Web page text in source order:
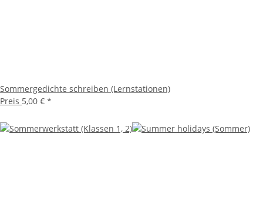
Sommergedichte schreiben (Lernstationen)
Preis 5,00 € *